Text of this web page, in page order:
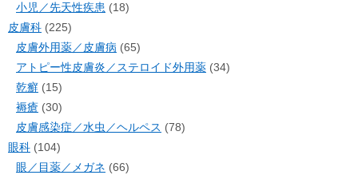
小児／先天性疾患 (18)
皮膚科 (225)
皮膚外用薬／皮膚病 (65)
アトピー性皮膚炎／ステロイド外用薬 (34)
乾癬 (15)
褥瘡 (30)
皮膚感染症／水虫／ヘルペス (78)
眼科 (104)
眼／目薬／メガネ (66)